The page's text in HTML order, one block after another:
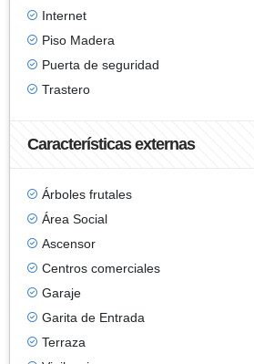
Internet
Piso Madera
Puerta de seguridad
Trastero
Características externas
Árboles frutales
Área Social
Ascensor
Centros comerciales
Garaje
Garita de Entrada
Terraza